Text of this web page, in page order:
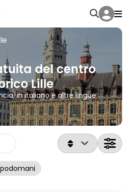
del centro
Lille
in italiano e altre lingue